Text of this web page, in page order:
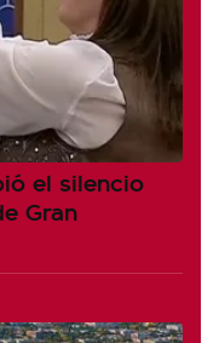
el silencio
Gran